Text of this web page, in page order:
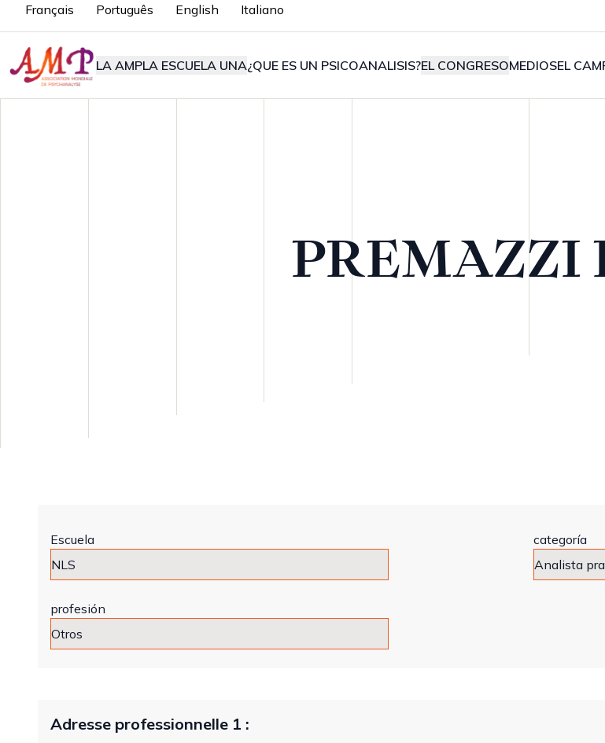
Français Português English Italiano
LA AMPLA ESCUELA UNA¿QUE ES UN PSICOANALISIS?EL CONGRESOMEDIOSEL
PREMAZZI
Escuela categoría
profesión
Adresse professionnelle 1 :